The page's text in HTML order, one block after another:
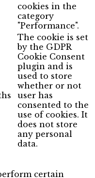
cookies in the
category
"Performance".
The cookie is set
by the GDPR
Cookie Consent
plugin and is
used to store
whether or not
user has
consented to the
use of cookies. It
does not store
any personal
data.
certain